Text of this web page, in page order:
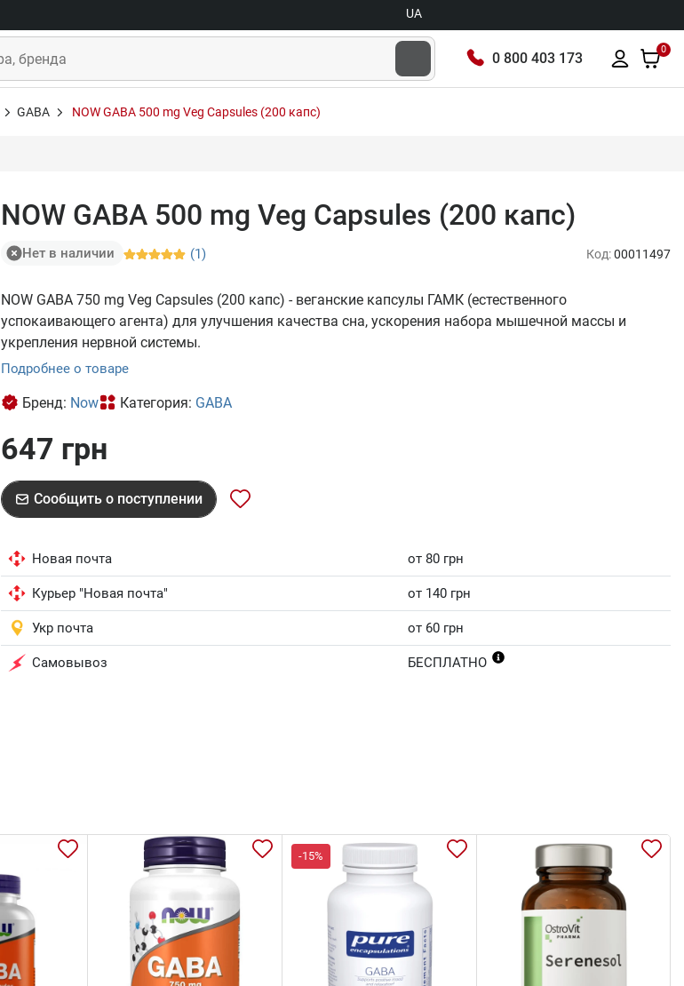
UA
0 800 403 173
0
GABA NOW GABA 500 mg Veg Capsules (200 капс)
NOW GABA 500 mg Veg Capsules (200 капс)
Нет в наличии (1) Код:00011497
NOW GABA 750 mg Veg Capsules (200 капс) - веганские капсулы ГАМК (естественного
успокаивающего агента) для улучшения качества сна, ускорения набора мышечной массы и
укрепления нервной системы.
Подробнее о товаре
Бренд: Now Категория: GABA
647 грн
Сообщить о поступлении
Новая почта от 80 грн
Курьер "Новая почта" от 140 грн
Укр почта от 60 грн
Самовывоз БЕСПЛАТНО
-15%